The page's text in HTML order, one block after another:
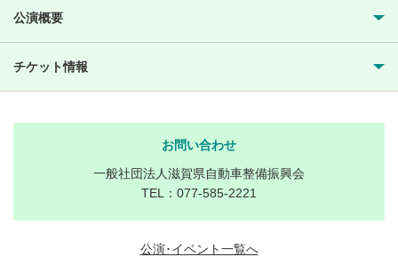
公演概要
チケット情報
お問い合わせ
一般社団法人滋賀県自動車整備振興会
TEL：077-585-2221
公演･イベント一覧へ